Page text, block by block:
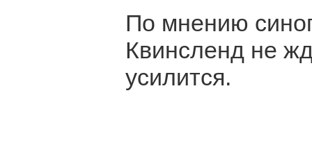
По мнению
Квинсленд не
усилится.